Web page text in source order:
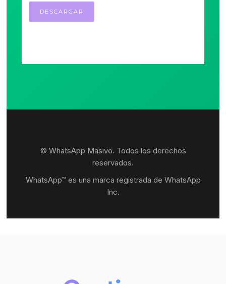
© WhatsApp Masivo. Todos los derechos
reservados.
WhatsApp™ es una marca registrada de WhatsApp
Inc.